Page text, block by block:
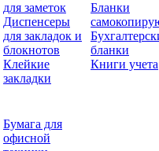
для заметок
Диспенсеры
для закладок и
блокнотов
Клейкие
закладки
Бланки
бланки
Книги учета
Бумага для
офисной